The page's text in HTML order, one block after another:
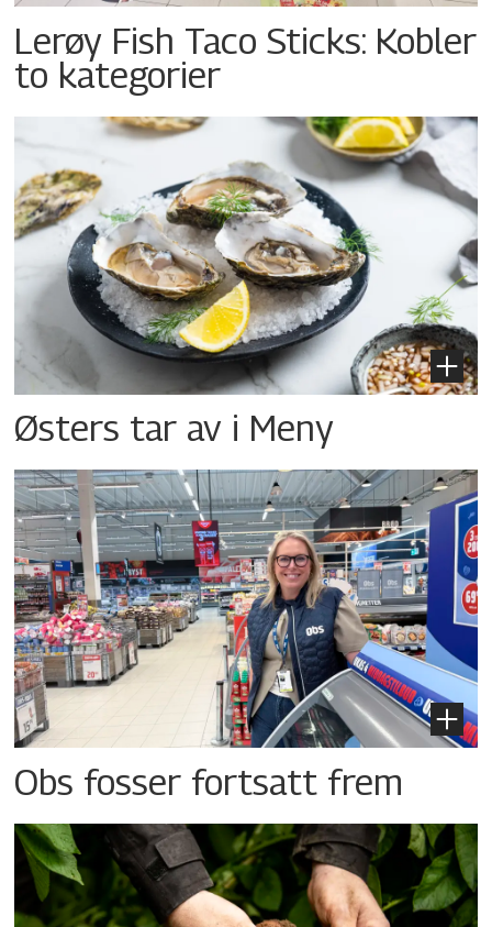
Lerøy Fish Taco Sticks: Kobler
to kategorier
Østers tar av i Meny
Obs fosser fortsatt frem